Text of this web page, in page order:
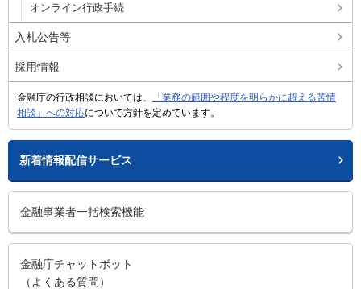
オンライン行政手続
入札公告等
採用情報
金融庁の行政相談においては、
「業務の範囲や程度を明らかに超える苦情
相談」への対応について方針を定めています。
新着情報配信サービス
金融事業者一括検索機能
金融庁チャットボット
（よくある質問）